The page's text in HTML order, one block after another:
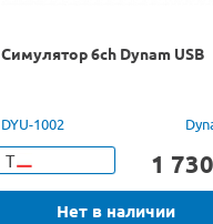
Симулятор 6ch Dynam USB
DYU-1002
Т 1 730
Нет в наличии